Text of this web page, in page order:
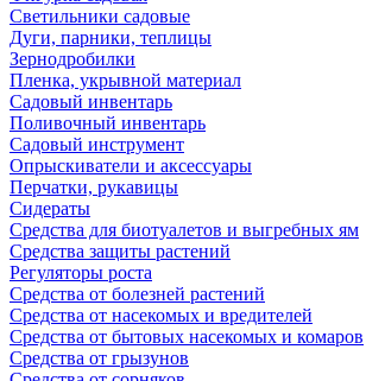
Светильники садовые
Дуги, парники, теплицы
Зернодробилки
Пленка, укрывной материал
Садовый инвентарь
Поливочный инвентарь
Садовый инструмент
Опрыскиватели и аксессуары
Перчатки, рукавицы
Сидераты
Средства для биотуалетов и выгребных ям
Средства защиты растений
Регуляторы роста
Средства от болезней растений
Средства от насекомых и вредителей
Средства от бытовых насекомых и комаров
Средства от грызунов